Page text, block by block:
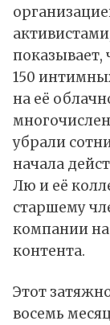
показывает,
150
на её
убрали
начала
Лю и её
старшему
компании
контента.
Этот
восемь